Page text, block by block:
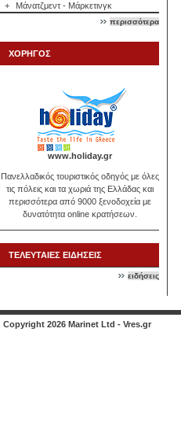
+
Μάνατζμεντ - Μάρκετινγκ
περισσότερα
ΧΟΡΗΓΟΣ
www.holiday.gr
Πανελλαδικός τουριστικός οδηγός με όλες
τις πόλεις και τα χωριά της Ελλάδας και
περισσότερα από 9000 ξενοδοχεία με
δυνατότητα online κρατήσεων.
ΤΕΛΕΥΤΑΙΕΣ ΕΙΔΗΣΕΙΣ
ειδήσεις
Copyright 2026 Marinet Ltd - Vres.gr